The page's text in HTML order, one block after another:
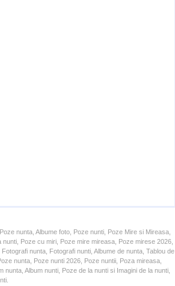
nunta, Albume foto, Poze nunti, Poze Mire si Mireasa,
Poze cu miri, Poze mire mireasa, Poze mirese 2026,
nunta, Fotografi nunti, Albume de nunta, Tablou de
nunta, Poze nunti 2026, Poze nuntii, Poza mireasa,
nunta, Album nunti, Poze de la nunti si Imagini de la nunti,